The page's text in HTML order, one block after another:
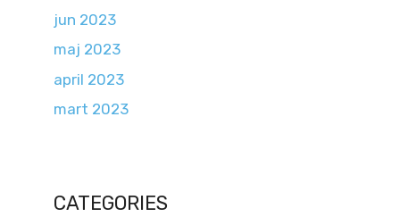
jun 2023
maj 2023
april 2023
mart 2023
CATEGORIES